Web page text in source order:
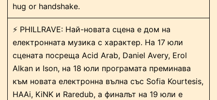
hug or handshake.
⚡ PHILLRAVE: Най-новата сцена е дом на
електронната музика с характер. На 17 юли
сцената посреща Acid Arab, Daniel Avery, Erol
Alkan и Ison, на 18 юли програмата преминава
към новата електронна вълна със Sofia Kourtesis,
HAAi, KiNK и Raredub, а финалът на 19 юли е